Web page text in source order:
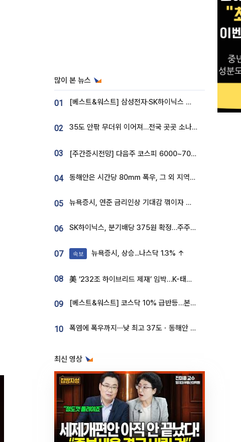
많이 본 뉴스
01 [베스트&워스트] 삼성전자·SK하이닉스 밀린 한 주…상상인증권은 85% 급등
02 35도 안팎 무더위 이어져…전국 곳곳 소나기 [오늘 날씨]
03 [주간증시전망] 다음주 코스피 6000~7000⋯“外人 수급은 정책이 변수”
04 동해안은 시간당 80㎜ 폭우, 그 외 지역은 폭염…‘극과 극 날씨’
05 뉴욕증시, 연준 금리인상 기대감 꺾이자 상승...S&P500 사상 최고치 [종합]
06 SK하이닉스, 분기배당 375원 확정…주주환원책 9월로 앞당겨 발표
07 속보 뉴욕증시, 상승...나스닥 1.3% ↑
08 美 ‘232조 하이브리드 제재’ 임박…K-태양광, 불확실성 털고 날개 다나
09 [베스트&워스트] 코스닥 10% 급반등…본느, 최대주주 변경 기대에 270% 폭등
10 폭염에 폭우까지⋯낮 최고 37도ㆍ동해안 강한 비 [날씨]
최신 영상